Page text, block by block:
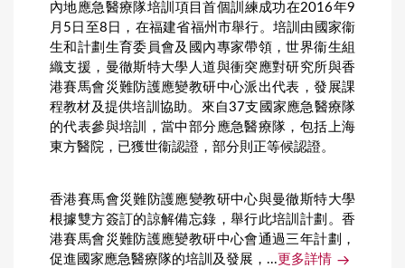
內地應急醫療隊培訓項目首個訓練成功在2016年9
月5日至8日，在福建省福州市舉行。培訓由國家衞
生和計劃生育委員會及國內專家帶領，世界衞生組
織支援，曼徹斯特大學人道與衝突應對研究所與香
港賽馬會災難防護應變教研中心派出代表，發展課
程教材及提供培訓協助。來自37支國家應急醫療隊
的代表參與培訓，當中部分應急醫療隊，包括上海
東方醫院，已獲世衞認證，部分則正等候認證。
香港賽馬會災難防護應變教研中心與曼徹斯特大學
根據雙方簽訂的諒解備忘錄，舉行此培訓計劃。香
港賽馬會災難防護應變教研中心會通過三年計劃，
促進國家應急醫療隊的培訓及發展，... 更多詳情